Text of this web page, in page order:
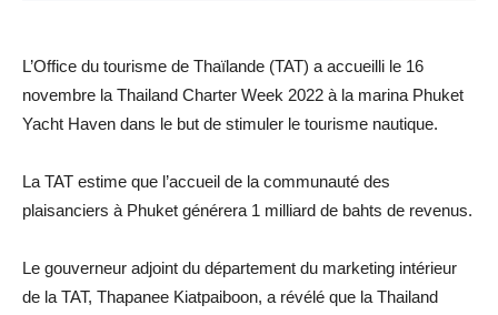
L’Office du tourisme de Thaïlande (TAT) a accueilli le 16
novembre la Thailand Charter Week 2022 à la marina Phuket
Yacht Haven dans le but de stimuler le tourisme nautique.
La TAT estime que l’accueil de la communauté des
plaisanciers à Phuket générera 1 milliard de bahts de revenus.
Le gouverneur adjoint du département du marketing intérieur
de la TAT, Thapanee Kiatpaiboon, a révélé que la Thailand